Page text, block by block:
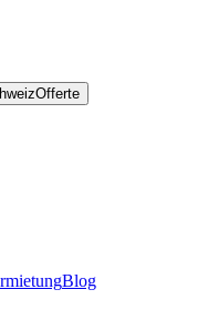
Offerte
Blog